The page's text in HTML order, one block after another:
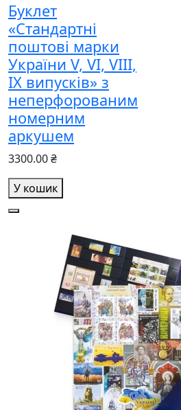
Буклет
«Стандартні
поштові марки
України V, VI, VIII,
IX випусків» з
неперфорованим
номерним
аркушем
3300.00 ₴
У кошик